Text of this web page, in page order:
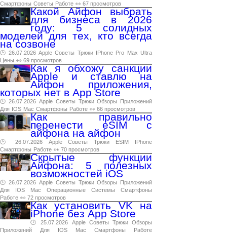
Смартфоны Советы Работе 👀 67 просмотров
Какой Айфон выбрать
для бизнеса в 2026
году: 5 солидных
моделей для тех, кто всегда
на созвоне
🕑 26.07.2026 Apple Советы Трюки IPhone Pro Max Ultra
Цены 👀 69 просмотров
Как я обхожу санкции
Apple и ставлю на
Айфон приложения,
которых нет в App Store
🕑 26.07.2026 Apple Советы Трюки Обзоры
Приложений
Для IOS Mac Смартфоны Работе 👀 66 просмотров
Как правильно
перенести eSIM с
айфона на айфон
🕑 26.07.2026 Apple Советы Трюки ESIM
IPhone
Смартфоны Работе 👀 70 просмотров
Скрытые функции
Айфона: 5 полезных
возможностей iOS
🕑 26.07.2026 Apple Советы Трюки Обзоры
Приложений
Для
IOS Mac Операционные Системы
Смартфоны
Работе 👀 72 просмотров
Как установить VK на
iPhone без App Store
🕑 25.07.2026 Apple Советы Трюки Обзоры
Приложений
Для IOS Mac Смартфоны
Работе